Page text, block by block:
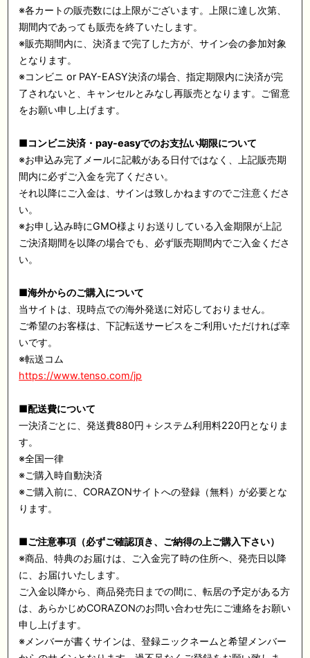
※各カートの販売数には上限がございます。上限に達し次第、
期間内であっても販売を終了いたします。
※販売期間内に、決済まで完了した方が、サイン会の参加対象
となります。
※コンビニ or PAY-EASY決済の場合、指定期限内に決済が完
了されないと、キャンセルとみなし再販売となります。ご留意
をお願い申し上げます。
■コンビニ決済・pay-easyでのお支払い期限について
※お申込み完了メールに記載がある日付ではなく、上記販売期
間内に必ずご入金を完了ください。
それ以降にご入金は、サインは致しかねますのでご注意くださ
い。
※お申し込み時にGMO様よりお送りしている入金期限が上記
ご決済期間を以降の場合でも、必ず販売期間内でご入金くださ
い。
■海外からのご購入について
当サイトは、現時点での海外発送に対応しておりません。
ご希望のお客様は、下記転送サービスをご利用いただければ幸
いです。
※転送コム
https://www.tenso.com/jp
■配送費について
一決済ごとに、発送費880円＋システム利用料220円となりま
す。
※全国一律
※ご購入時自動決済
※ご購入前に、CORAZONサイトへの登録（無料）が必要とな
ります。
■ご注意事項（必ずご確認頂き、ご納得の上ご購入下さい）
※商品、特典のお届けは、ご入金完了時の住所へ、発売日以降
に、お届けいたします。
ご入金以降から、商品発売日までの間に、転居の予定がある方
は、あらかじめCORAZONのお問い合わせ先にご連絡をお願い
申し上げます。
※ メンバーが書くサインは、登録ニックネームと希望メンバー